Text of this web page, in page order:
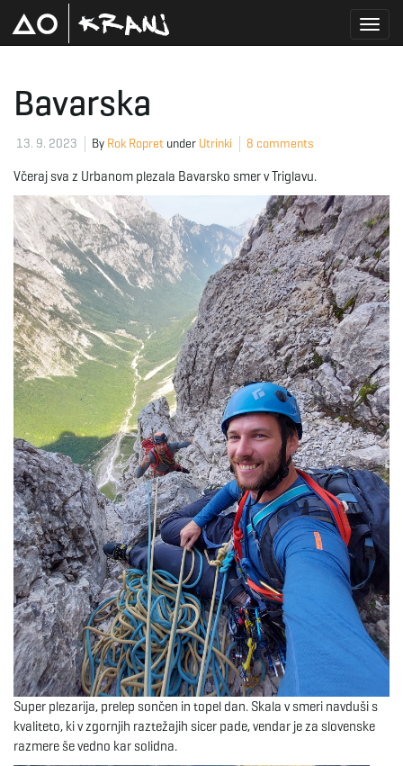
g
g
l
e
n
a
Bavarska
13. 9. 2023 By Rok Ropret under Utrinki 8 comments
Včeraj sva z Urbanom plezala Bavarsko smer v Triglavu.
Super plezarija, prelep sončen in topel dan. Skala v smeri navduši s
kvaliteto, ki v zgornjih raztežajih sicer pade, vendar je za slovenske
razmere še vedno kar solidna.